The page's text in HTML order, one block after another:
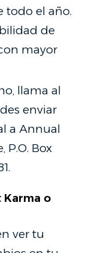
todo el año.
de
mayor
llama al
enviar
a Annual
P.O. Box
Karma o
ver tu